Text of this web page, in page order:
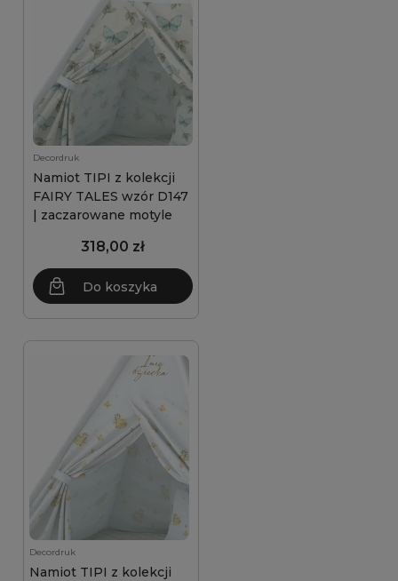
Decordruk
Namiot TIPI z kolekcji
FAIRY TALES wzór D147
| zaczarowane motyle
318,00 zł
Do koszyka
Decordruk
Namiot TIPI z kolekcji